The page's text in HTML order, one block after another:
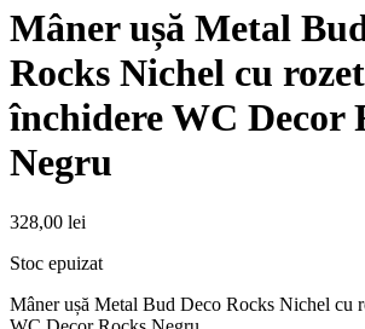
Mâner ușă Metal
Rocks Nichel cu
închidere WC Decor
Negru
328,00 lei
Stoc epuizat
Mâner ușă Metal Bud Deco Rocks Nichel cu